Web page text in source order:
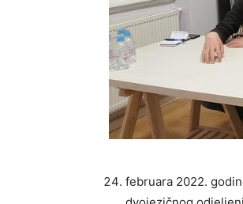
februara 2022.